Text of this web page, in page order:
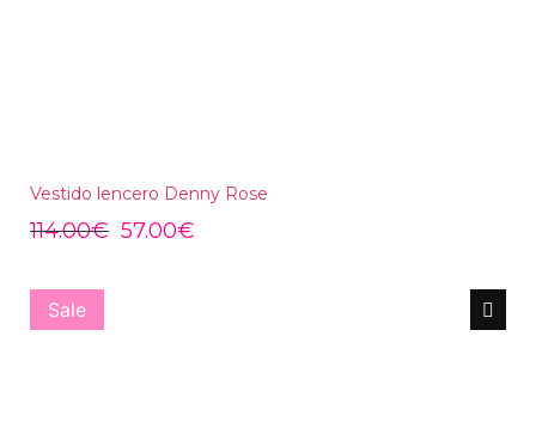
Vestido lencero Denny Rose
114.00€ 57.00€
Sale